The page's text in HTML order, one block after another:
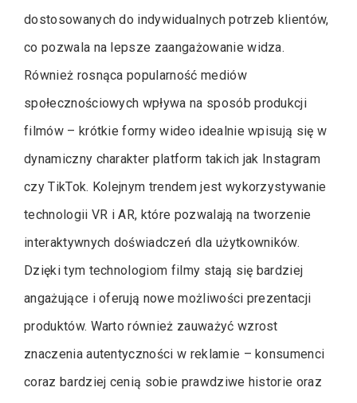
dostosowanych do indywidualnych potrzeb klientów,
co pozwala na lepsze zaangażowanie widza.
Również rosnąca popularność mediów
społecznościowych wpływa na sposób produkcji
filmów – krótkie formy wideo idealnie wpisują się w
dynamiczny charakter platform takich jak Instagram
czy TikTok. Kolejnym trendem jest wykorzystywanie
technologii VR i AR, które pozwalają na tworzenie
interaktywnych doświadczeń dla użytkowników.
Dzięki tym technologiom filmy stają się bardziej
angażujące i oferują nowe możliwości prezentacji
produktów. Warto również zauważyć wzrost
znaczenia autentyczności w reklamie – konsumenci
coraz bardziej cenią sobie prawdziwe historie oraz